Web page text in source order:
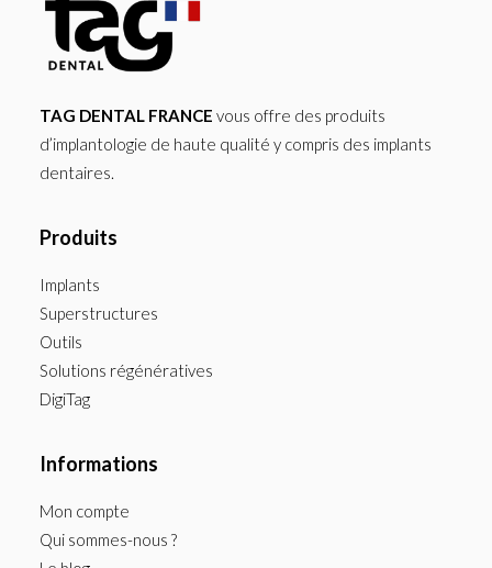
TAG DENTAL FRANCE vous offre des produits
d’implantologie de haute qualité y compris des implants
dentaires.
Produits
Implants
Superstructures
Outils
Solutions régénératives
DigiTag
Informations
Mon compte
Qui sommes-nous ?